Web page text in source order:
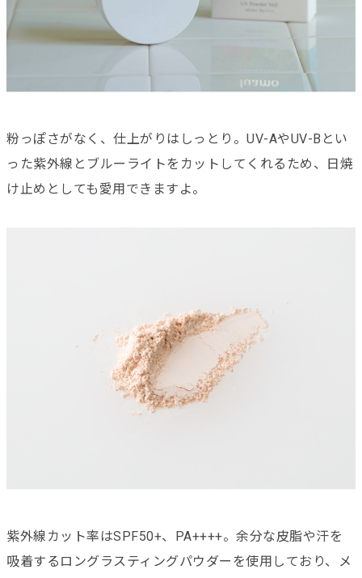
粉っぽさがなく、仕上がりはしっとり。UV-AやUV-Bとい
った紫外線とブルーライトをカットしてくれるため、日焼
け止めとしても愛用できますよ。
紫外線カット率はSPF50+、PA++++。余分な皮脂や汗を
吸着するロングラスティングパウダーを使用しており、メ